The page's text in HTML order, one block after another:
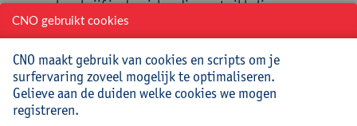
beschrijf je de wiskundige ontwikkeling van
kleuters aan de hand van groeileerlijnen;
leg je uit hoe de minimumdoelen ingebed zijn in
deze groeileerlijnen;
situeer je de minimumdoelen binnen een breder
ontwikkelingsperspectief;
herken je wiskundige kansen in spel, routines en
CNO gebruikt cookies
CNO maakt gebruik van cookies en scripts om je
surfervaring zoveel mogelijk te optimaliseren.
Gelieve aan de duiden welke cookies we mogen
registreren.